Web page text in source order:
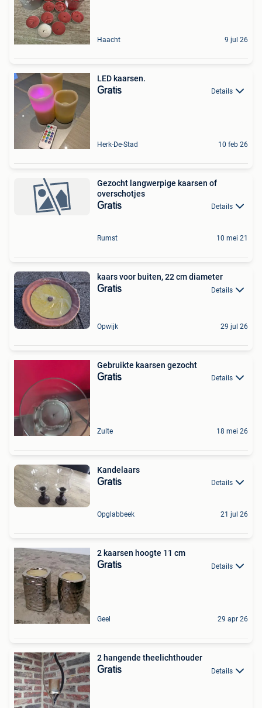
Haacht 9 jul 26
LED kaarsen.
Gratis Details
Herk-De-Stad 10 feb 26
Gezocht langwerpige kaarsen of
overschotjes
Gratis Details
Rumst 10 mei 21
kaars voor buiten, 22 cm diameter
Gratis Details
Opwijk 29 jul 26
Gebruikte kaarsen gezocht
Gratis Details
Zulte 18 mei 26
Kandelaars
Gratis Details
Opglabbeek 21 jul 26
2 kaarsen hoogte 11 cm
Gratis Details
Geel 29 apr 26
2 hangende theelichthouder
Gratis Details